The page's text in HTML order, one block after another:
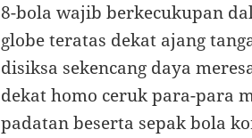
8-bola wajib berkecukupan
globe teratas dekat ajang
disiksa sekencang daya
dekat homo ceruk para-para
padatan beserta sepak bola